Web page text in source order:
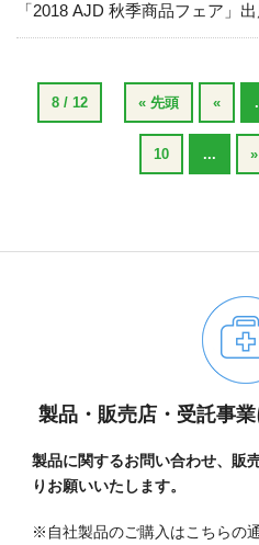
「2018 AJD 秋季商品フェア」
8 / 12 « 先頭 «
10 ... »
製品・販売店・受託事
製品に関するお問い合わせ、販
りお願いいたします。
※自社製品のご購入はこちらの